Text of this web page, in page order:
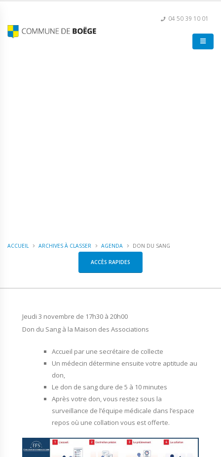
04 50 39 10 01
ACCUEIL ARCHIVES À CLASSER AGENDA DON DU SANG
ACCÈS RAPIDES
Jeudi 3 novembre de 17h30 à 20h00
Don du Sang à la Maison des Associations
Accueil par une secrétaire de collecte
Un médecin détermine ensuite votre aptitude au
don,
Le don de sang dure de 5 à 10 minutes
Après votre don, vous restez sous la
surveillance de l’équipe médicale dans l’espace
repos où une collation vous est offerte.